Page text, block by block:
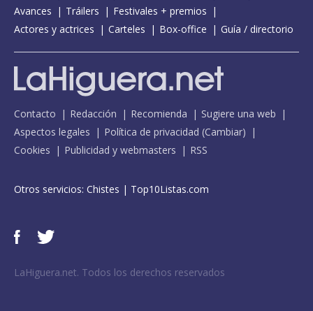
Avances
Tráilers
Festivales + premios
Actores y actrices
Carteles Box-office Guía / directorio
Contacto Redacción Recomienda
Sugiere una web
Aspectos legales
Política de privacidad (Cambiar)
Cookies
Publicidad y webmasters RSS
Otros servicios: Chistes | Top10Listas.com
LaHiguera.net. Todos los derechos reservados